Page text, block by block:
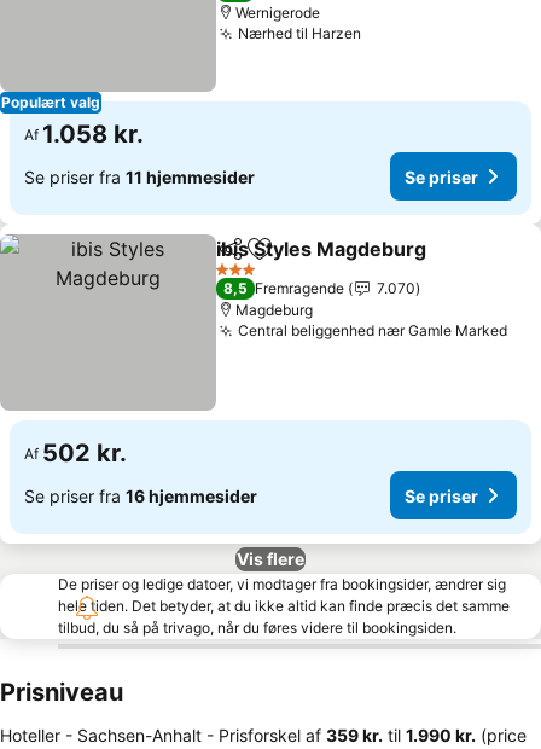
Populært valg
Wernigerode
Nærhed til Harzen
Af 1.058 kr.
Se priser fra 11 hjemmesider Se priser
Del Føj til favoritter
ibis Styles Magdeburg
3 Stjerner
8,5 Fremragende
7.070
Magdeburg
Central beliggenhed nær Gamle MarkedSe
Af 502 kr.
Se priser fra 16 hjemmesider Se priser
Vis flere
De priser og ledige datoer, vi modtager fra bookingsider, ændrer sig
hele tiden. Det betyder, at du ikke altid kan finde præcis det samme
tilbud, du så på trivago, når du føres videre til bookingsiden.
Prisniveau
Hoteller - Sachsen-Anhalt - Prisforskel af ‎359 kr. til ‎1.990 kr. (price